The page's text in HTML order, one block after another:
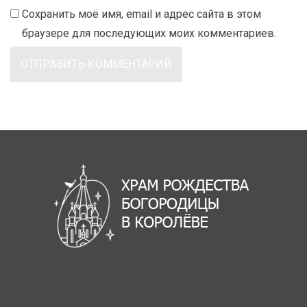
Сохранить моё имя, email и адрес сайта в этом
браузере для последующих моих комментариев.